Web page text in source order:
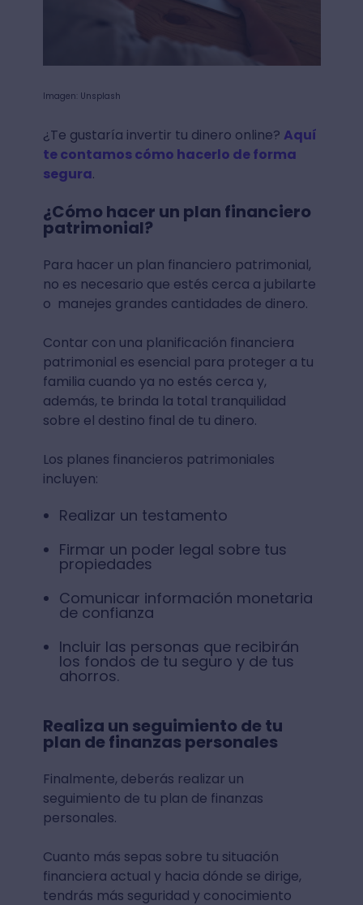
Imagen: Unsplash
¿Te gustaría invertir tu dinero online? Aquí
te contamos cómo hacerlo de forma
segura.
¿Cómo hacer un plan financiero
patrimonial?
Para hacer un plan financiero patrimonial,
no es necesario que estés cerca a jubilarte
o manejes grandes cantidades de dinero.
Contar con una planificación financiera
patrimonial es esencial para proteger a tu
familia cuando ya no estés cerca y,
además, te brinda la total tranquilidad
sobre el destino final de tu dinero.
Los planes financieros patrimoniales
incluyen:
Realizar un testamento
Firmar un poder legal sobre tus
propiedades
Comunicar información monetaria
de confianza
Incluir las personas que recibirán
los fondos de tu seguro y de tus
ahorros.
Realiza un seguimiento de tu
plan de finanzas personales
Finalmente, deberás realizar un
seguimiento de tu plan de finanzas
personales.
Cuanto más sepas sobre tu situación
financiera actual y hacia dónde se dirige,
tendrás más seguridad y conocimiento